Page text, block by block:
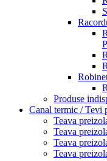
Produse
Canal termic / Tevi
Teava
Teava
Teava
Teava